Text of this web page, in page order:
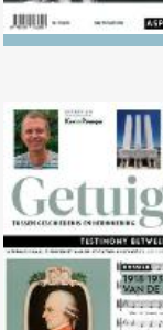
Nr. 133 (10/2021)
politisering van